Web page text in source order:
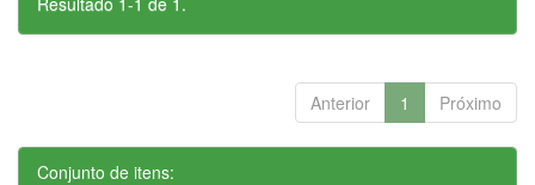
Anterior 1 Próximo
Conjunto de itens: